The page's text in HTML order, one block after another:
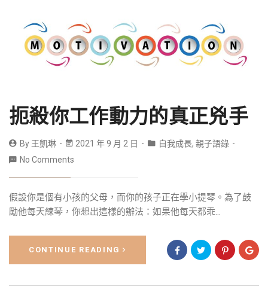
扼殺你工作動力的真正兇手
By 王凱琳 2021 年 9 月 2 日 自我成長, 親子語錄
No Comments
假設你是個有小孩的父母，而你的孩子正在學小提琴。為了鼓
勵他每天練琴，你想出這樣的辦法：如果他每天都乖...
CONTINUE READING